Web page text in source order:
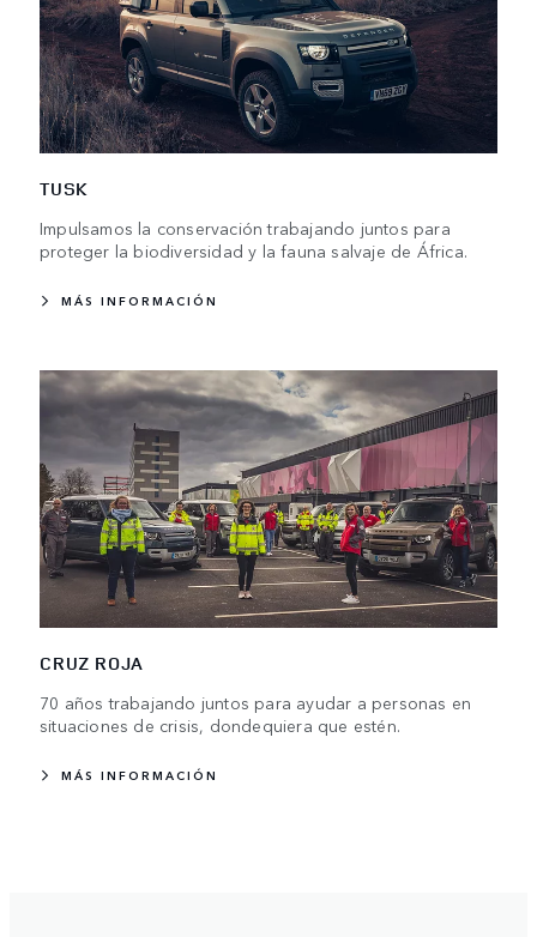
TUSK
Impulsamos la conservación trabajando juntos para
proteger la biodiversidad y la fauna salvaje de África.
MÁS INFORMACIÓN
CRUZ ROJA
70 años trabajando juntos para ayudar a personas en
situaciones de crisis, dondequiera que estén.
MÁS INFORMACIÓN